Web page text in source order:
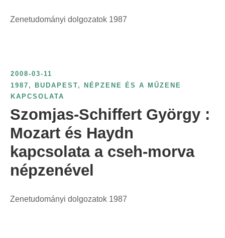
Zenetudományi dolgozatok 1987
2008-03-11
1987 , BUDAPEST, NÉPZENE ÉS A MŰZENE
KAPCSOLATA
Szomjas-Schiffert György :
Mozart és Haydn
kapcsolata a cseh-morva
népzenével
Zenetudományi dolgozatok 1987